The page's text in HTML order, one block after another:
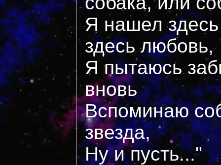
Я нашел
здесь любовь,
Я пытаюсь
вновь
Вспоминаю
звезда,
Ну и пусть..."